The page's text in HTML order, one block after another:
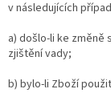
v následujících
a) došlo-li ke změně
zjištění vady;
b) bylo-li Zboží